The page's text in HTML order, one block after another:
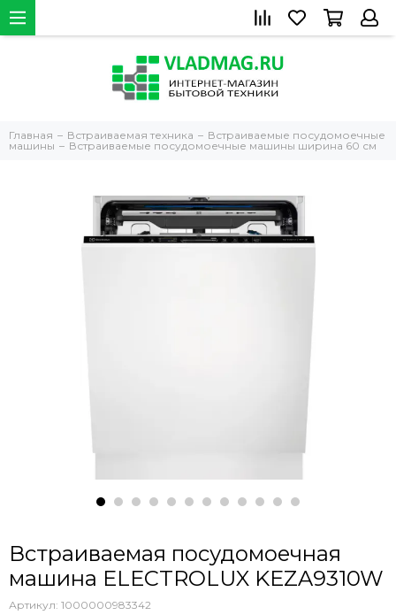
Главная Встраиваемая техника
Встраиваемые посудомоечные
машины
Встраиваемые посудомоечные машины ширина 60 см
Встраиваемая посудомоечная
машина ELECTROLUX KEZA9310W
Артикул: 1000000983342